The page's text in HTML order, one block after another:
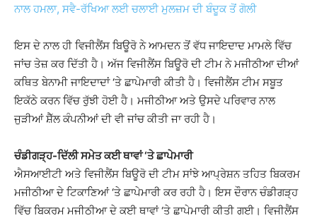
ਨਾਲ ਹਮਲਾ, ਸਵੈ-ਰੱਖਿਆ ਲਈ ਚਲਾਈ ਮੁਲਜ਼ਮ ਦੀ ਬੰਦੂਕ ਤੋਂ ਗੋਲੀ
ਇਸ ਦੇ ਨਾਲ ਹੀ ਵਿਜੀਲੈਂਸ ਬਿਊਰੋ ਨੇ ਆਮਦਨ ਤੋਂ ਵੱਧ ਜਾਇਦਾਦ ਮਾਮਲੇ ਵਿੱਚ
ਜਾਂਚ ਤੇਜ਼ ਕਰ ਦਿੱਤੀ ਹੈ। ਅੱਜ ਵਿਜੀਲੈਂਸ ਬਿਊਰੋ ਦੀ ਟੀਮ ਨੇ ਮਜੀਠੀਆ ਦੀਆਂ
ਕਥਿਤ ਬੇਨਾਮੀ ਜਾਇਦਾਦਾਂ ‘ਤੇ ਛਾਪੇਮਾਰੀ ਕੀਤੀ ਹੈ। ਵਿਜੀਲੈਂਸ ਟੀਮ ਸਬੂਤ
ਇਕੱਠੇ ਕਰਨ ਵਿੱਚ ਰੁੱਝੀ ਹੋਈ ਹੈ। ਮਜੀਠੀਆ ਅਤੇ ਉਸਦੇ ਪਰਿਵਾਰ ਨਾਲ
ਜੁੜੀਆਂ ਸ਼ੈੱਲ ਕੰਪਨੀਆਂ ਦੀ ਵੀ ਜਾਂਚ ਕੀਤੀ ਜਾ ਰਹੀ ਹੈ।
ਚੰਡੀਗੜ੍ਹ-ਦਿੱਲੀ ਸਮੇਤ ਕਈ ਥਾਵਾਂ ‘ਤੇ ਛਾਪੇਮਾਰੀ
ਐਸਆਈਟੀ ਅਤੇ ਵਿਜੀਲੈਂਸ ਬਿਊਰੋ ਦੀ ਟੀਮ ਸਾਂਝੇ ਆਪ੍ਰੇਸ਼ਨ ਤਹਿਤ ਬਿਕਰਮ
ਮਜੀਠੀਆ ਦੇ ਟਿਕਾਣਿਆਂ ‘ਤੇ ਛਾਪੇਮਾਰੀ ਕਰ ਰਹੀ ਹੈ। ਇਸ ਦੌਰਾਨ ਚੰਡੀਗੜ੍ਹ
ਵਿੱਚ ਬਿਕਰਮ ਮਜੀਠੀਆ ਦੇ ਕਈ ਥਾਵਾਂ ‘ਤੇ ਛਾਪੇਮਾਰੀ ਕੀਤੀ ਗਈ। ਵਿਜੀਲੈਂਸ